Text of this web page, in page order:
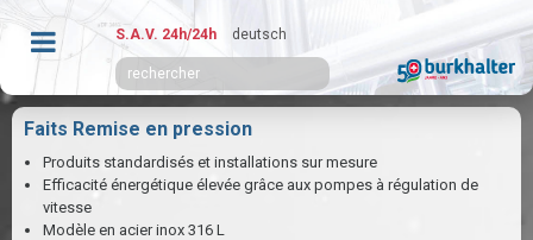
S.A.V. 24h/24h deutsch
Faits Remise en pression
Produits standardisés et installations sur mesure
Efficacité énergétique élevée grâce aux pompes à régulation de
vitesse
Modèle en acier inox 316 L